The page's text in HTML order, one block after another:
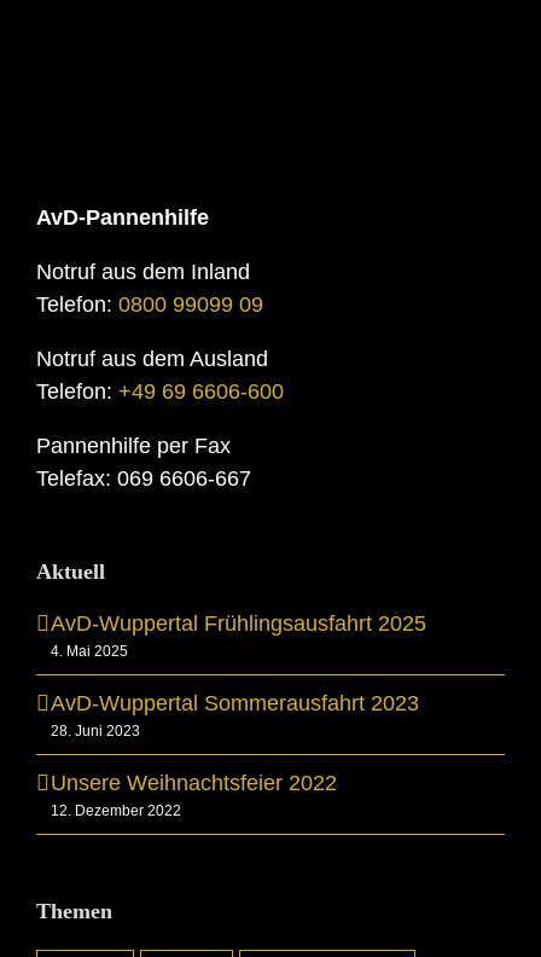
AvD-Pannenhilfe
Notruf aus dem Inland
Telefon: 0800 99099 09
Notruf aus dem Ausland
Telefon: +49 69 6606-600
Pannenhilfe per Fax
Telefax: 069 6606-667
Aktuell
AvD-Wuppertal Frühlingsausfahrt 2025
4. Mai 2025
AvD-Wuppertal Sommerausfahrt 2023
28. Juni 2023
Unsere Weihnachtsfeier 2022
12. Dezember 2022
Themen